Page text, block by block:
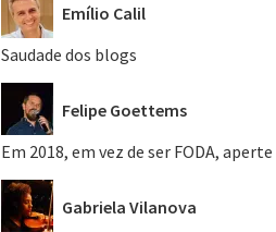
Emílio Calil
Saudade dos blogs
Felipe Goettems
Em 2018, em vez de ser FODA,
Gabriela Vilanova